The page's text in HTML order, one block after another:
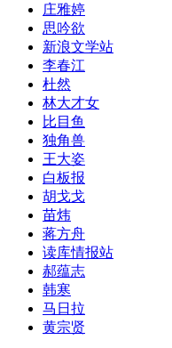
庄雅婷
思吟欲
新浪文学站
李春江
杜然
林大才女
比目鱼
独角兽
王大姿
白板报
胡戈戈
苗炜
蒋方舟
读库情报站
郝蕴志
韩寒
马日拉
黄宗贤